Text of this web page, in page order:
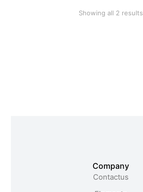
Showing all 2 results
Company
Contact us